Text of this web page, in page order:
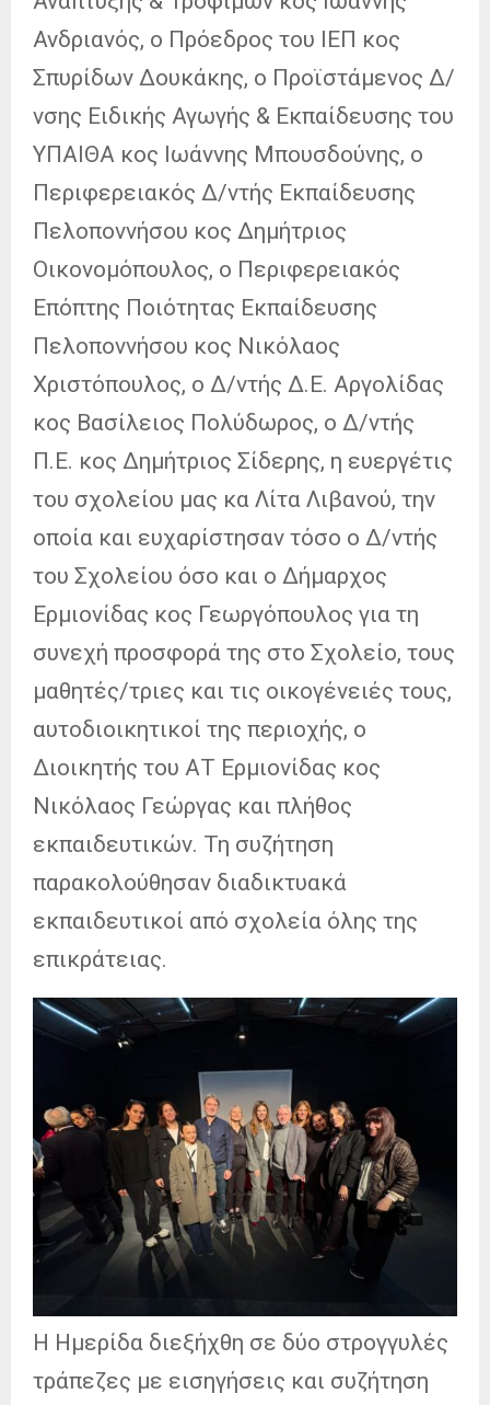
Ανδριανός, ο Πρόεδρος του ΙΕΠ κος
Σπυρίδων Δουκάκης, ο Προϊστάμενος Δ/
νσης Ειδικής Αγωγής & Εκπαίδευσης του
ΥΠΑΙΘΑ κος Ιωάννης Μπουσδούνης, ο
Περιφερειακός Δ/ντής Εκπαίδευσης
Πελοποννήσου κος Δημήτριος
Οικονομόπουλος, ο Περιφερειακός
Επόπτης Ποιότητας Εκπαίδευσης
Πελοποννήσου κος Νικόλαος
Χριστόπουλος, ο Δ/ντής Δ.Ε. Αργολίδας
κος Βασίλειος Πολύδωρος, ο Δ/ντής
Π.Ε. κος Δημήτριος Σίδερης, η ευεργέτις
του σχολείου μας κα Λίτα Λιβανού, την
οποία και ευχαρίστησαν τόσο ο Δ/ντής
του Σχολείου όσο και ο Δήμαρχος
Ερμιονίδας κος Γεωργόπουλος για τη
συνεχή προσφορά της στο Σχολείο, τους
μαθητές/τριες και τις οικογένειές τους,
αυτοδιοικητικοί της περιοχής, o
Διοικητής του ΑΤ Ερμιονίδας κος
Νικόλαος Γεώργας και πλήθος
εκπαιδευτικών. Τη συζήτηση
παρακολούθησαν διαδικτυακά
εκπαιδευτικοί από σχολεία όλης της
επικράτειας.
Η Ημερίδα διεξήχθη σε δύο στρογγυλές
τράπεζες με εισηγήσεις και συζήτηση